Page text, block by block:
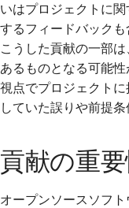
コードスタイルガイ
ドキュメントスタイル
ガイド
いはプロジェクトに
するフィードバックも
こうした貢献の一部
あるものとなる可能
視点でプロジェクト
していた誤りや前提
貢献の重要
オープンソースソフ